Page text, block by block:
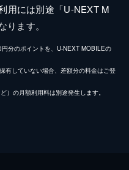
用には別途「U-NEXT M
ます。
分のポイントを、U-NEXT MOBILEの
有していない場合、差額分の料金はご登
）の月額利用料は別途発生します。